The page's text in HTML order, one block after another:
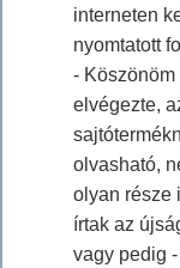
interneten
nyomtatott
- Köszönöm
elvégezte,
olvasható,
olyan része
írtak az
vagy pedig